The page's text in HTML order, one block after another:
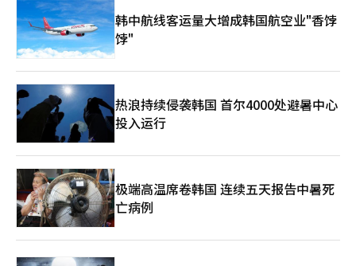
疲劳等静脉循环障碍问题，传达Sencia的效果。广告中，姜智英分
享了因长时间站立而导致的腿部疲劳和浮肿经验，并强调使用产品
后的变化。广告通过“增强静脉壁弹性”的旁白解释产品作用原
理，并通过字幕展示‘静脉循环障碍症状改善剂连续14年销量第一
（2012-2025年，IQVIA数据）’以增强信任度。Sencia以积雪草
定量提取物为主要成分，通过改善血管弹性和抗氧化作用，帮助缓
解腿部浮肿和疼痛。无需处方即可在药店购买。东国制药表
示：“通过可信赖的形象代言人，更清晰地传达产品功效和信
息。”※ 本报道经人工智能（AI）系统翻译与编辑。
韩中航线客运量大增成韩国航空业"香饽
饽"
热浪持续侵袭韩国 首尔4000处避暑中心
投入运行
极端高温席卷韩国 连续五天报告中暑死
亡病例